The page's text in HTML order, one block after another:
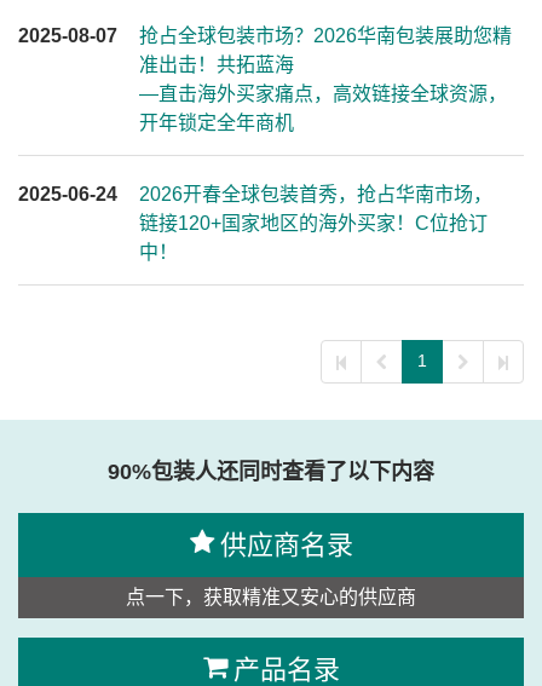
2025-08-07
抢占全球包装市场？2026华南包装展助您精
准出击！共拓蓝海
—直击海外买家痛点，高效链接全球资源，
开年锁定全年商机
2025-06-24
2026开春全球包装首秀，抢占华南市场，
链接120+国家地区的海外买家！C位抢订
中！
1
90%包装人还同时查看了以下内容
供应商名录
点一下，获取精准又安心的供应商
产品名录